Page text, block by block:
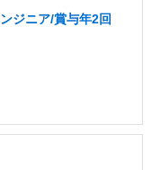
ジニア/賞与年2回